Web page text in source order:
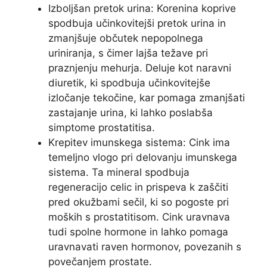
Izboljšan pretok urina: Korenina koprive
spodbuja učinkovitejši pretok urina in
zmanjšuje občutek nepopolnega
uriniranja, s čimer lajša težave pri
praznjenju mehurja. Deluje kot naravni
diuretik, ki spodbuja učinkovitejše
izločanje tekočine, kar pomaga zmanjšati
zastajanje urina, ki lahko poslabša
simptome prostatitisa.
Krepitev imunskega sistema: Cink ima
temeljno vlogo pri delovanju imunskega
sistema. Ta mineral spodbuja
regeneracijo celic in prispeva k zaščiti
pred okužbami sečil, ki so pogoste pri
moških s prostatitisom. Cink uravnava
tudi spolne hormone in lahko pomaga
uravnavati raven hormonov, povezanih s
povečanjem prostate.